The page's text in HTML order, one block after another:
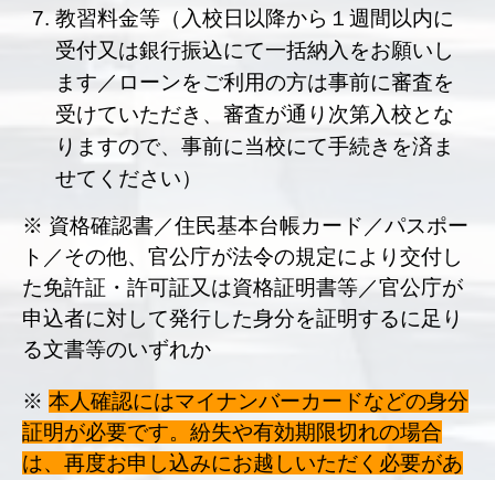
教習料金等（入校日以降から１週間以内に
受付又は銀行振込にて一括納入をお願いし
ます／ローンをご利用の方は事前に審査を
受けていただき、審査が通り次第入校とな
りますので、事前に当校にて手続きを済ま
せてください）
※ 資格確認書／住民基本台帳カード／パスポー
ト／その他、官公庁が法令の規定により交付し
た免許証・許可証又は資格証明書等／官公庁が
申込者に対して発行した身分を証明するに足り
る文書等のいずれか
※ 本人確認にはマイナンバーカードなどの身分
証明が必要です。紛失や有効期限切れの場合
は、再度お申し込みにお越しいただく必要があ